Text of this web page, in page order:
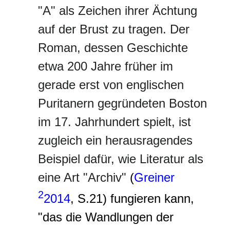
"A" als Zeichen ihrer Ächtung
auf der Brust zu tragen. Der
Roman, dessen Geschichte
etwa 200 Jahre früher im
gerade erst von englischen
Puritanern gegründeten Boston
im 17. Jahrhundert spielt, ist
zugleich ein herausragendes
Beispiel dafür, wie Literatur als
eine Art "Archiv" (Greiner
22014, S.21) fungieren kann,
"das die Wandlungen der